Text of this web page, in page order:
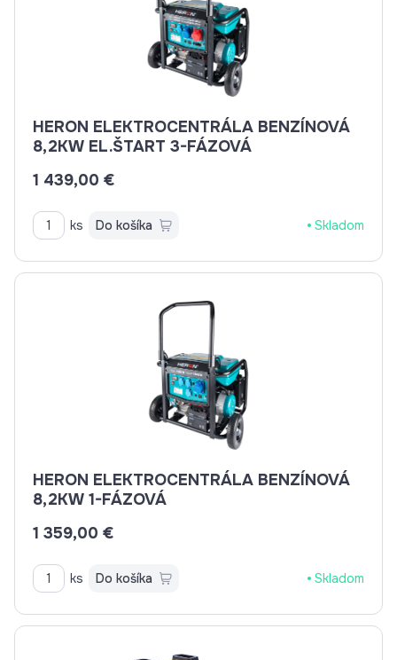
HERON ELEKTROCENTRÁLA BENZÍNOVÁ
8,2KW EL.ŠTART 3-FÁZOVÁ
1 439,00 €
ks Do košíka Skladom
HERON ELEKTROCENTRÁLA BENZÍNOVÁ
8,2KW 1-FÁZOVÁ
1 359,00 €
ks Do košíka Skladom